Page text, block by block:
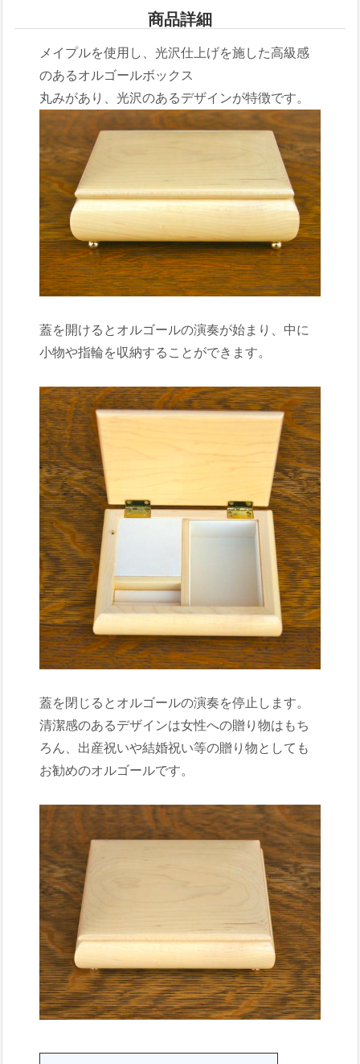
商品詳細
メイプルを使用し、光沢仕上げを施した高級感
のあるオルゴールボックス
丸みがあり、光沢のあるデザインが特徴です。
蓋を開けるとオルゴールの演奏が始まり、中に
小物や指輪を収納することができます。
蓋を閉じるとオルゴールの演奏を停止します。
清潔感のあるデザインは女性への贈り物はもち
ろん、出産祝いや結婚祝い等の贈り物としても
お勧めのオルゴールです。